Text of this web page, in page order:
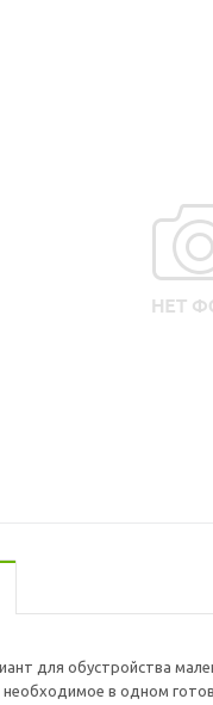
для обустройства
необходимое в одном